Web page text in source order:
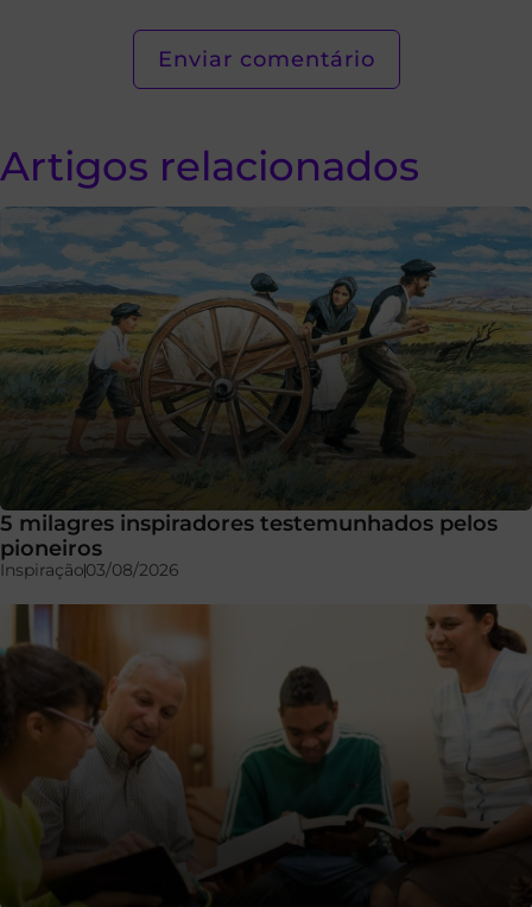
Artigos relacionados
5 milagres inspiradores testemunhados pelos
pioneiros
Inspiração03/08/2026